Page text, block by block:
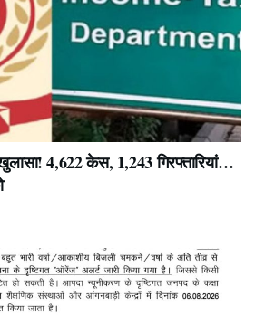
4,622 केस, 1,243 गिरफ्तारियां…